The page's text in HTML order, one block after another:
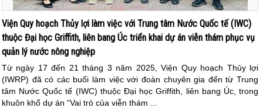
Viện Quy hoạch Thủy lợi làm việc với Trung tâm Nước Quốc tế (IWC)
thuộc Đại học Griffith, liên bang Úc triển khai dự án viễn thám phục vụ
quản lý nước nông nghiệp
Từ ngày 17 đến 21 tháng 3 năm 2025, Viện Quy hoạch Thủy lợi
(IWRP) đã có các buổi làm việc với đoàn chuyên gia đến từ Trung
tâm Nước Quốc tế (IWC) thuộc Đại học Griffith, liên bang Úc, trong
khuôn khổ dự án “Vai trò của viễn thám ...